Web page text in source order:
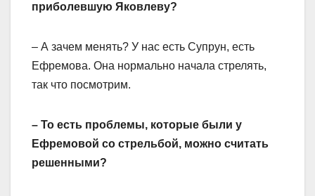
приболевшую Яковлеву?
– А зачем менять? У нас есть Супрун, есть
Ефремова. Она нормально начала стрелять,
так что посмотрим.
– То есть проблемы, которые были у
Ефремовой со стрельбой, можно считать
решенными?